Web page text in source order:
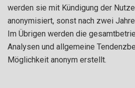
werden sie mit Kündigung der
anonymisiert, sonst nach zwei
Im Übrigen werden die
Analysen und allgemeine
Möglichkeit anonym erstellt.